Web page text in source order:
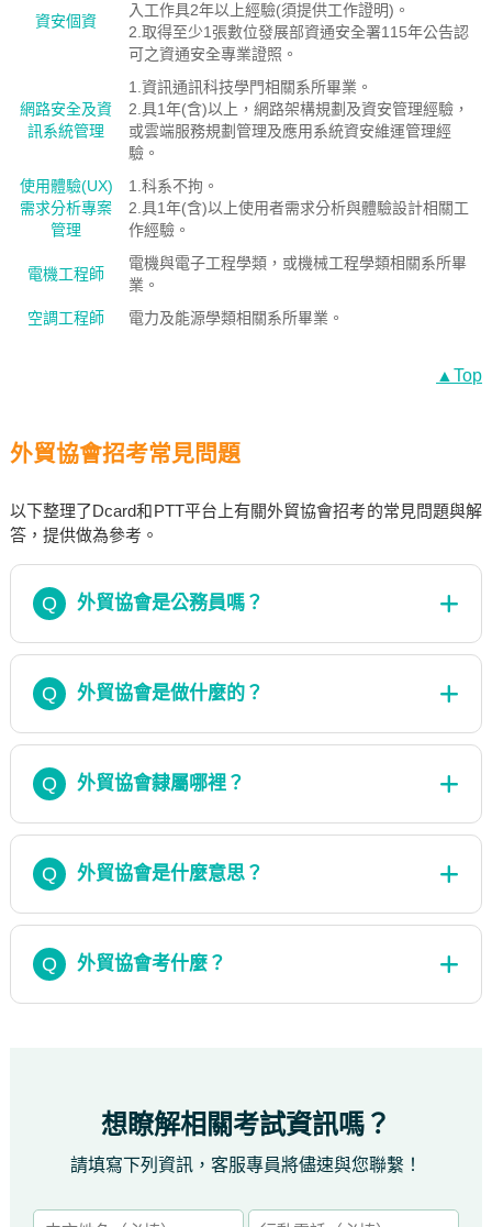
資安個資
入工作具2年以上經驗(須提供工作證明)。
2.取得至少1張數位發展部資通安全署115年公告認
可之資通安全專業證照。
網路安全及資
訊系統管理
1.資訊通訊科技學門相關系所畢業。
2.具1年(含)以上，網路架構規劃及資安管理經驗，
或雲端服務規劃管理及應用系統資安維運管理經
驗。
使用體驗(UX)
需求分析專案
管理
1.科系不拘。
2.具1年(含)以上使用者需求分析與體驗設計相關工
作經驗。
電機工程師
電機與電子工程學類，或機械工程學類相關系所畢
業。
空調工程師
電力及能源學類相關系所畢業。
▲Top
外貿協會招考常見問題
以下整理了Dcard和PTT平台上有關外貿協會招考的常見問題與解
答，提供做為參考。
Q 外貿協會是公務員嗎？
Q 外貿協會是做什麼的？
Q 外貿協會隸屬哪裡？
Q 外貿協會是什麼意思？
Q 外貿協會考什麼？
想瞭解相關考試資訊嗎？
請填寫下列資訊，客服專員將儘速與您聯繫！